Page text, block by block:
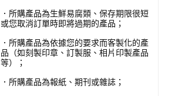
．所購產品為生鮮易腐類、保存期限很短
或您取消訂單時即將過期的產品；
．所購產品為依據您的要求而客製化的產
品（如刻製印章、訂製服、相片印製產品
等）；
．所購產品為報紙、期刊或雜誌；